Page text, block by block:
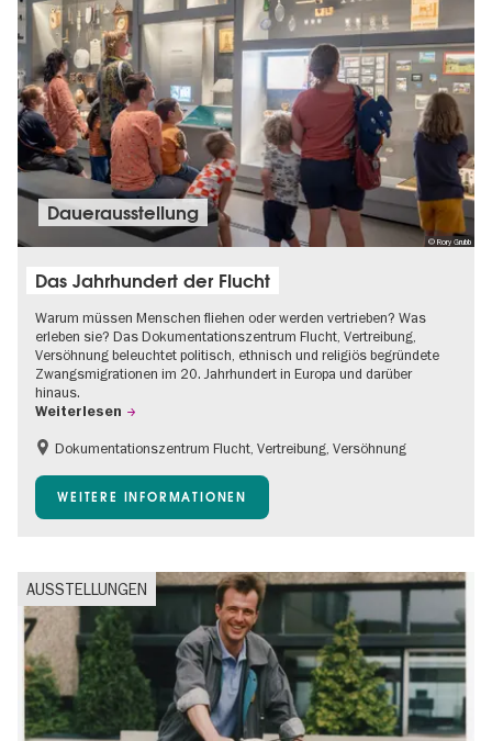
© Rory Grubb
Dauer­aus­stel­lung
Das Jahrhundert der Flucht
Warum müssen Menschen fliehen oder werden vertrieben? Was
erleben sie? Das Dokumentationszentrum Flucht, Vertreibung,
Versöhnung beleuchtet politisch, ethnisch und religiös begründete
Zwangsmigrationen im 20. Jahrhundert in Europa und darüber
hinaus.
Weiterlesen
Barrierefrei
Gratis
Kinder
Teenager
Dokumentationszentrum Flucht, Vertreibung, Versöhnung
WEITERE INFORMATIONEN
AUSSTELLUNGEN